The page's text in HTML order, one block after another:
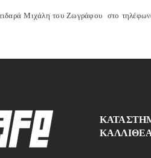
Μιχάλη του Ζωγράφου στο